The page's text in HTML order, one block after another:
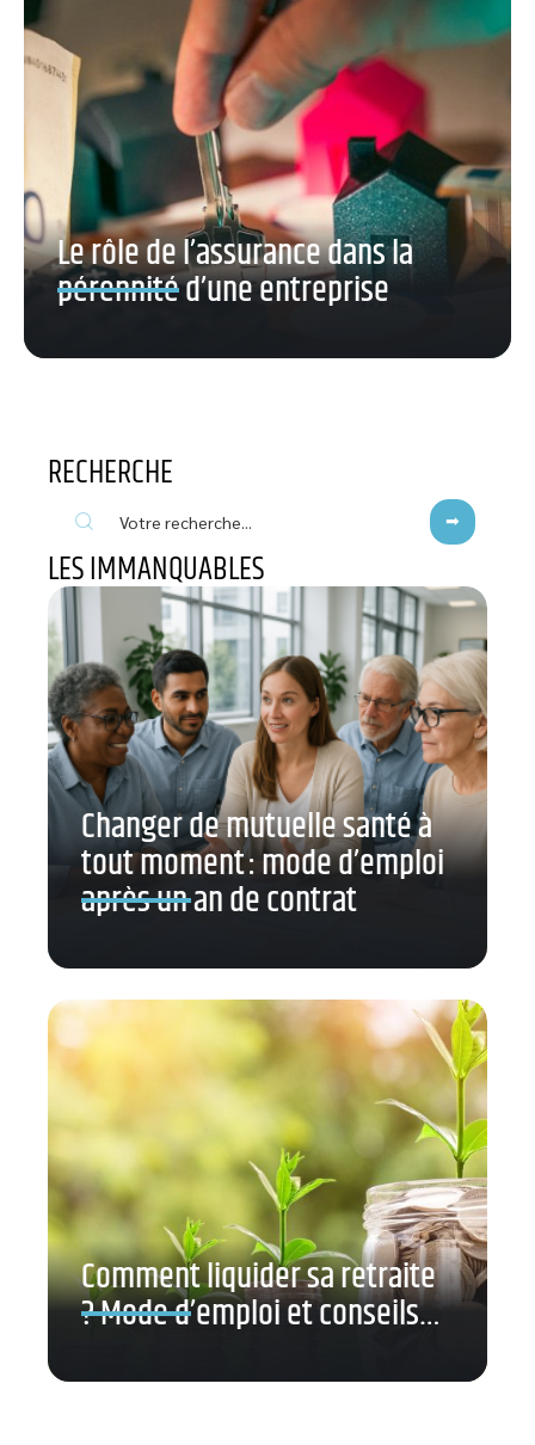
Le rôle de l’assurance dans la
pérennité d’une entreprise
RECHERCHE
LES IMMANQUABLES
Changer de mutuelle santé à
tout moment : mode d’emploi
après un an de contrat
Comment liquider sa retraite
? Mode d’emploi et conseils…